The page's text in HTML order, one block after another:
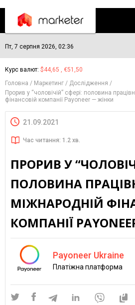
Пт, 7 серпня 2026, 02:36
Курс валют: $44,65 , €51,50
Головна
Маркетинг
Дослідження
Прорив у “чоловічій” сфері: половина
фінансовій компанії Payoneer — жінки
21.09.2021
Час читання: 1.2 хв.
ПРОРИВ У
ПОЛОВИНА
МІЖНАРОДНІЙ
КОМПАНІЇ
Payoneer Ukraine
Платіжна платформа